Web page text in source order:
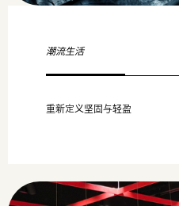
潮流生活
重新定义坚固与轻盈